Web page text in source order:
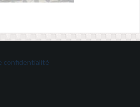
confidentialité